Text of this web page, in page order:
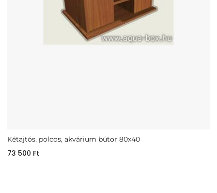
Kétajtós, polcos, akvárium bútor 80x40
73 500 Ft